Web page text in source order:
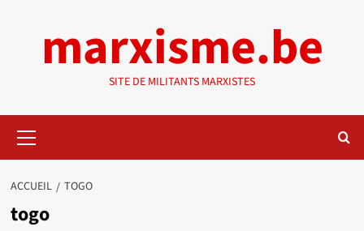
marxisme.be
SITE DE MILITANTS MARXISTES
principal
ACCUEIL TOGO
togo